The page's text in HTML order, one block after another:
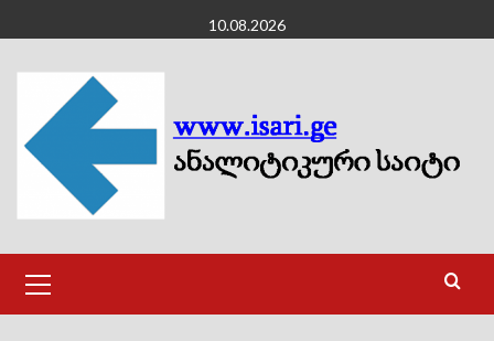
to
content
10.08.2026
Menu